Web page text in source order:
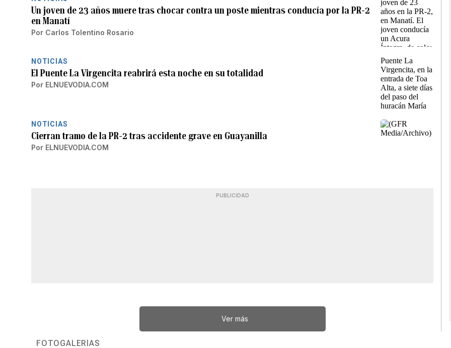
Un joven de 23 años muere tras chocar contra un poste mientras conducía por la PR-2
en Manatí
Por Carlos Tolentino Rosario
NOTICIAS
El Puente La Virgencita reabrirá esta noche en su totalidad
Por ELNUEVODIA.COM
NOTICIAS
Cierran tramo de la PR-2 tras accidente grave en Guayanilla
Por ELNUEVODIA.COM
PUBLICIDAD
Ver más
FOTOGALERÍAS